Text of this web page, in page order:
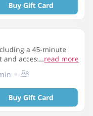
Buy Gift Card
a 45-minute
and access to the
...read more
Buy Gift Card